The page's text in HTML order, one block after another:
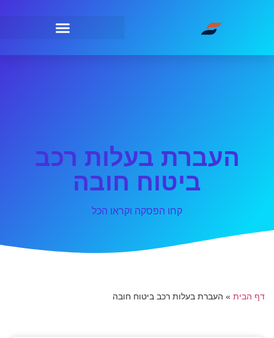
העברת בעלות רכב
ביטוח חובה
קחו הפסקה וקראו הכל
דף הבית » העברת בעלות רכב ביטוח חובה